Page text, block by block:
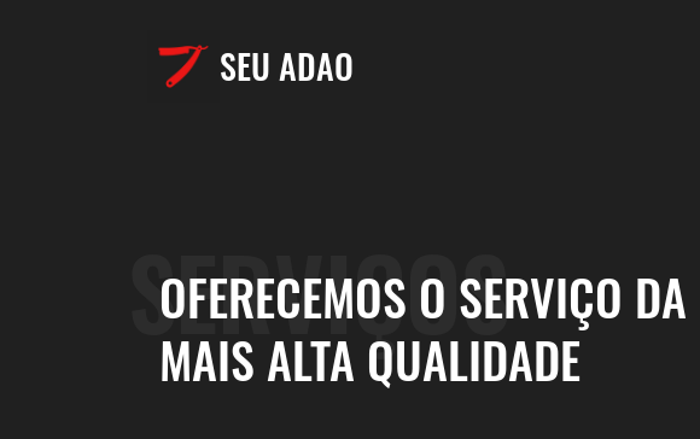
SEU ADAO
OFERECEMOS O SERVIÇO DA
MAIS ALTA QUALIDADE
SERVIÇOS